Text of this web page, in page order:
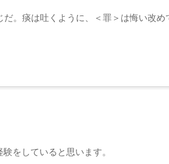
。痰は吐くように、＜罪＞は悔い改め
をしていると思います。